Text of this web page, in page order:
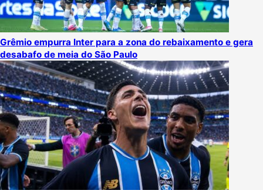
Grêmio empurra Inter para a zona do rebaixamento e gera
desabafo de meia do São Paulo